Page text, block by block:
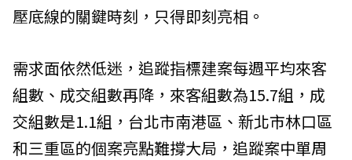
壓底線的關鍵時刻，只得即刻亮相。
需求面依然低迷，追蹤指標建案每週平均來客
組數、成交組數再降，來客組數為15.7組，成
交組數是1.1組，台北市南港區、新北市林口區
和三重區的個案亮點難撐大局，追蹤案中單周